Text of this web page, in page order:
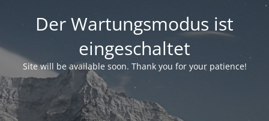
Der Wartungsmodus ist
eingeschaltet
Site will be available soon. Thank you for your patience!